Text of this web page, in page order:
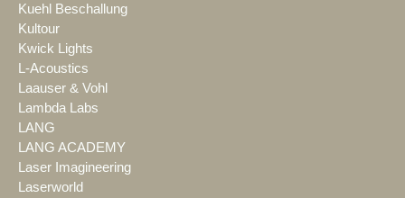
Kuehl Beschallung
Kultour
Kwick Lights
L-Acoustics
Laauser & Vohl
Lambda Labs
LANG
LANG ACADEMY
Laser Imagineering
Laserworld